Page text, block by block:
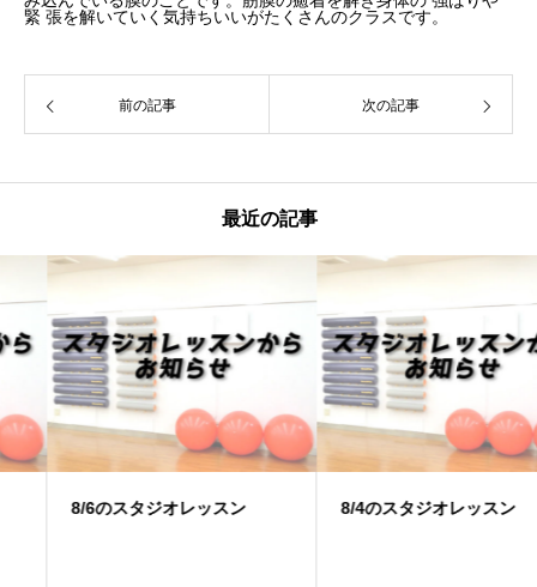
緊 張を解いていく気持ちいいがたくさんのクラスです。
前の記事 次の記事
最近の記事
8/6のスタジオレッスン 8/4のスタジオレッスン